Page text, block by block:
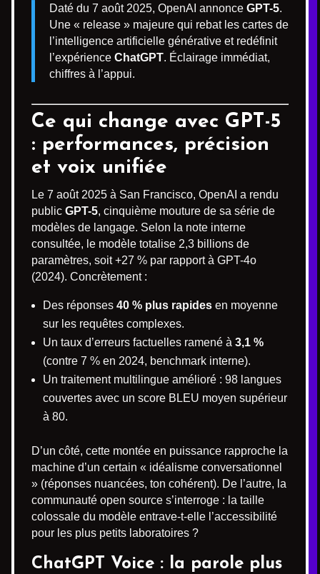
Daté du 7 août 2025, OpenAI annonce GPT-5.
Une « release » majeure qui rebat les cartes de
l’intelligence artificielle générative et redéfinit
l’expérience ChatGPT. Éclairage immédiat,
chiffres à l’appui.
Ce qui change avec GPT-5
: performances, précision
et voix unifiée
Le 7 août 2025 à San Francisco, OpenAI a rendu
public GPT-5, cinquième mouture de sa série de
modèles de langage. Selon la note interne
consultée, le modèle totalise 2,3 billions de
paramètres, soit +27 % par rapport à GPT-4o
(2024). Concrètement :
Des réponses 40 % plus rapides en moyenne
sur les requêtes complexes.
Un taux d’erreurs factuelles ramené à 3,1 %
(contre 7 % en 2024, benchmark interne).
Un traitement multilingue amélioré : 98 langues
couvertes avec un score BLEU moyen supérieur
à 80.
D’un côté, cette montée en puissance rapproche la
machine d’un certain « idéalisme conversationnel
» (réponses nuancées, ton cohérent). De l’autre, la
communauté open source s’interroge : la taille
colossale du modèle entrave-t-elle l’accessibilité
pour les plus petits laboratoires ?
ChatGPT Voice : la parole plus